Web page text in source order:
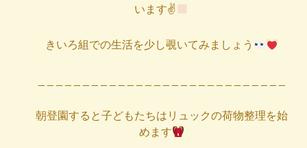
います✌
きいろ組での生活を少し覗いてみましょう
朝登園すると子どもたちはリュックの荷物整理を始
めます